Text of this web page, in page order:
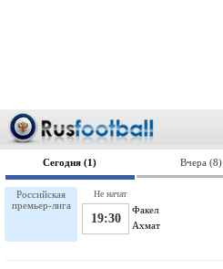
Сегодня (1) Вчера (8)
Российская
премьер-лига
Факел
19:30 Ахмат
Не начат